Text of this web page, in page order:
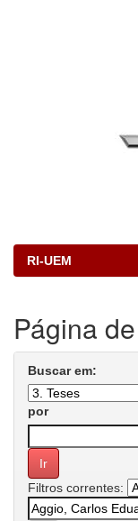
RI-UEM
Página
Buscar em:
por
Filtros correntes: